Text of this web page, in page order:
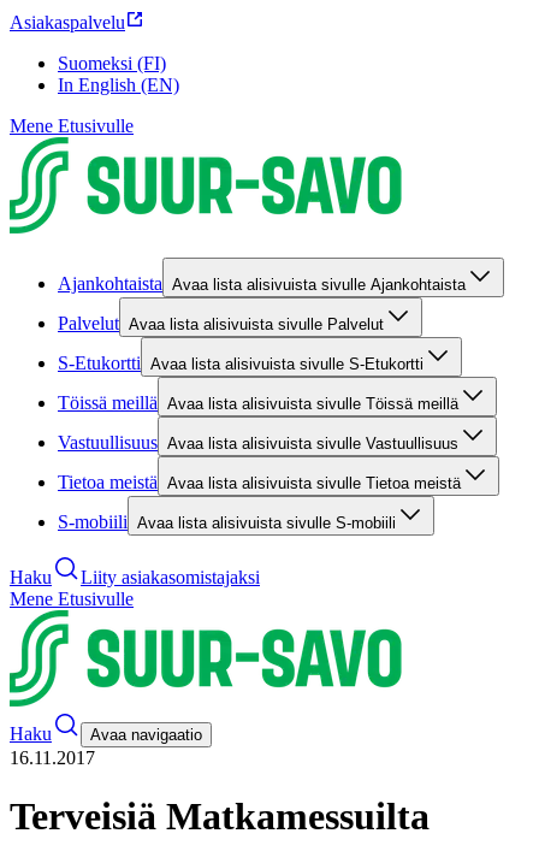
Asiakaspalvelu
Suomeksi (FI)
In English (EN)
Mene Etusivulle
Ajankohtaista Avaa lista alisivuista sivulle Ajankohtaista
Palvelut Avaa lista alisivuista sivulle Palvelut
S-Etukortti Avaa lista alisivuista sivulle S-Etukortti
Töissä meillä Avaa lista alisivuista sivulle Töissä meillä
Vastuullisuus Avaa lista alisivuista sivulle Vastuullisuus
Tietoa meistä Avaa lista alisivuista sivulle Tietoa meistä
S-mobiili Avaa lista alisivuista sivulle S-mobiili
Haku
Liity asiakasomistajaksi
Mene Etusivulle
Haku Avaa navigaatio
16.11.2017
Terveisiä Matkamessuilta